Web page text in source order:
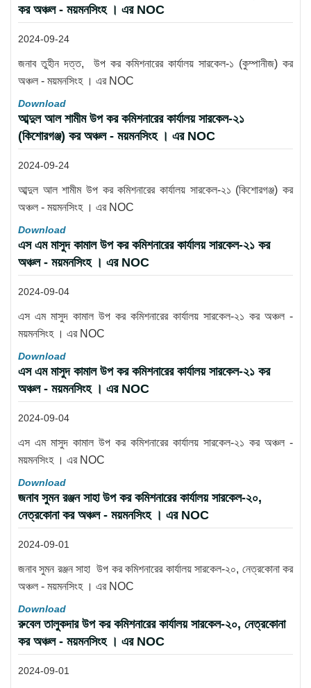
কর অঞ্চল - ময়মনসিংহ । এর NOC
2024-09-24
জনাব তুহীন দত্ত, উপ কর কমিশনারের কার্যালয় সারকেল-১ (কুম্পানীজ) কর
অঞ্চল - ময়মনসিংহ । এর NOC
Download
আব্দুল আল শামীম উপ কর কমিশনারের কার্যালয় সারকেল-২১
(কিশোরগঞ্জ) কর অঞ্চল - ময়মনসিংহ । এর NOC
2024-09-24
আব্দুল আল শামীম উপ কর কমিশনারের কার্যালয় সারকেল-২১ (কিশোরগঞ্জ) কর
অঞ্চল - ময়মনসিংহ । এর NOC
Download
এস এম মাসুদ কামাল উপ কর কমিশনারের কার্যালয় সারকেল-২১ কর
অঞ্চল - ময়মনসিংহ । এর NOC
2024-09-04
এস এম মাসুদ কামাল উপ কর কমিশনারের কার্যালয় সারকেল-২১ কর অঞ্চল -
ময়মনসিংহ । এর NOC
Download
এস এম মাসুদ কামাল উপ কর কমিশনারের কার্যালয় সারকেল-২১ কর
অঞ্চল - ময়মনসিংহ । এর NOC
2024-09-04
এস এম মাসুদ কামাল উপ কর কমিশনারের কার্যালয় সারকেল-২১ কর অঞ্চল -
ময়মনসিংহ । এর NOC
Download
জনাব সুমন রঞ্জন সাহা উপ কর কমিশনারের কার্যালয় সারকেল-২০,
নেত্রকোনা কর অঞ্চল - ময়মনসিংহ । এর NOC
2024-09-01
জনাব সুমন রঞ্জন সাহা উপ কর কমিশনারের কার্যালয় সারকেল-২০, নেত্রকোনা কর
অঞ্চল - ময়মনসিংহ । এর NOC
Download
রুবেল তালুকদার উপ কর কমিশনারের কার্যালয় সারকেল-২০, নেত্রকোনা
কর অঞ্চল - ময়মনসিংহ । এর NOC
2024-09-01